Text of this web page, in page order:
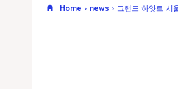
Home news 그랜드 하얏트 서